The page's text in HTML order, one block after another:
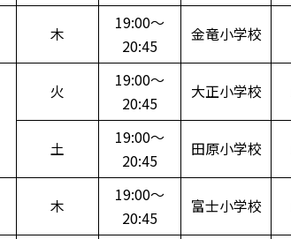
木
19:00～
20:45
金竜小学校
火
19:00～
20:45
大正小学校
土
19:00～
20:45
田原小学校
木
19:00～
20:45
富士小学校